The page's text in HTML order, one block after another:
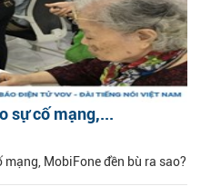
sự cố mạng,...
MobiFone đền bù ra sao?